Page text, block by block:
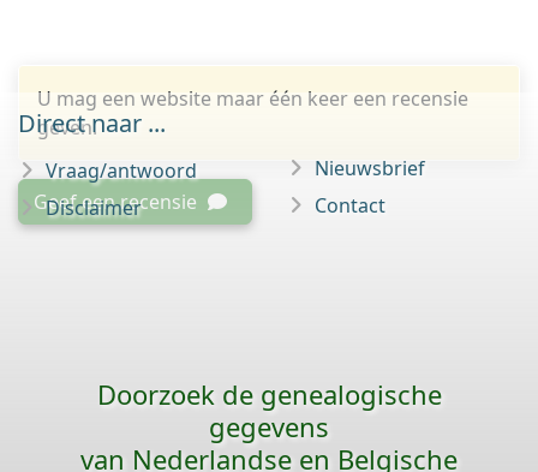
U mag een website maar één keer een recensie
geven.
Geef een recensie
Direct naar ...
Vraag/antwoord
Disclaimer
Nieuwsbrief
Contact
Doorzoek de genealogische
gegevens
van Nederlandse en Belgische